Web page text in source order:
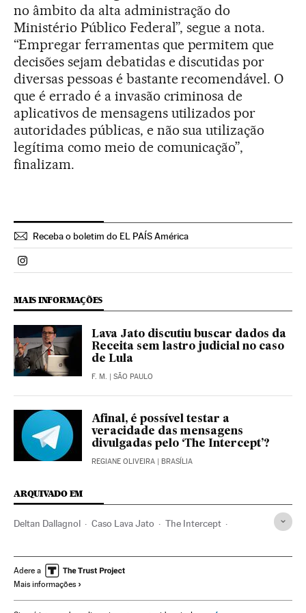
no âmbito da alta administração do
Ministério Público Federal”, segue a nota.
“Empregar ferramentas que permitem que
decisões sejam debatidas e discutidas por
diversas pessoas é bastante recomendável. O
que é errado é a invasão criminosa de
aplicativos de mensagens utilizados por
autoridades públicas, e não sua utilização
legítima como meio de comunicação”,
finalizam.
Receba o boletim do EL PAÍS América
Politica El País Brasil en Instagram
MAIS INFORMAÇÕES
Lava Jato discutiu buscar dados da
Receita sem lastro judicial no caso
de Lula
F. M. | SÃO PAULO
Afinal, é possível testar a
veracidade das mensagens
divulgadas pelo ‘The Intercept’?
REGIANE OLIVEIRA | BRASÍLIA
ARQUIVADO EM
Deltan Dallagnol Caso Lava Jato The Intercept
Operação Lava Jato Lavagem dinheiro
Caixa dois Investigação policial
Adere a
Mais informações